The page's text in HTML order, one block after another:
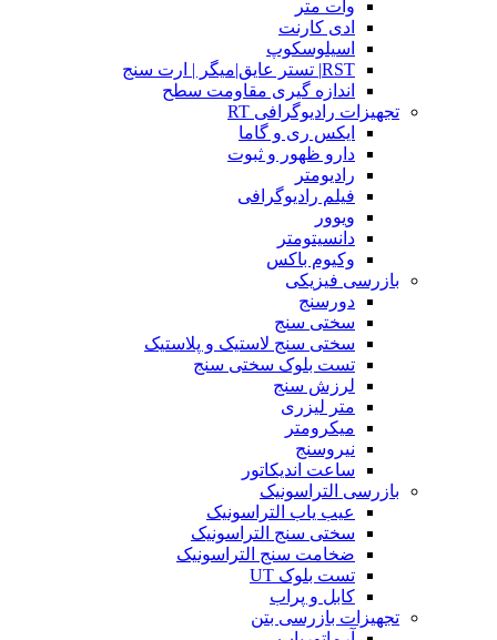
وات متر
ادی کارنت
اسیلوسکوپ
RST| تستر عایق|میگر | ارت سنج
اندازه گیری مقاومت سطح
تجهیزات رادیوگرافی RT
ایکس ری و گاما
دارو ظهور و ثبوت
رادیومتر
فیلم رادیوگرافی
ویوور
دانسیتومتر
وکیوم باکس
بازرسی فیزیکی
دورسنج
سختی سنج
سختی سنج لاستیک و پلاستیک
تست بلوک سختی سنج
لرزش سنج
متر لیزری
میکرومتر
نیروسنج
ساعت اندیکاتور
بازرسی التراسونیک
عیب یاب التراسونیک
سختی سنج التراسونیک
ضخامت سنج التراسونیک
تست بلوک UT
کابل و پراب
تجهیزات بازرسی بتن